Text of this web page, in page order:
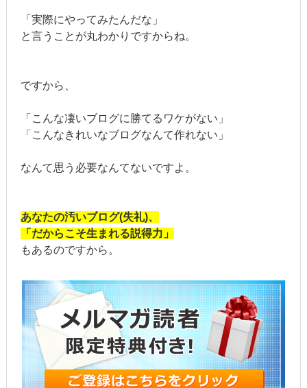
「実際にやってみたんだな」
と言うことが丸わかりですからね。
ですから、
「こんな凄いブログに勝てるワケがない」
「こんなきれいなブログなんて作れない」
なんて思う必要なんてないですよ。
あなたの汚いブログ(失礼)、
「だからこそ生まれる説得力」
もあるのですから。